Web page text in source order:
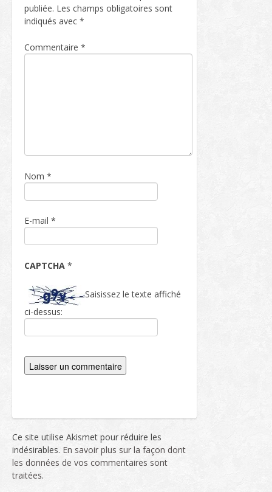
publiée. Les champs obligatoires sont
indiqués avec *
Commentaire *
Nom *
E-mail *
CAPTCHA *
Saisissez le texte affiché
ci-dessus:
Ce site utilise Akismet pour réduire les
indésirables. En savoir plus sur la façon dont
les données de vos commentaires sont
traitées.